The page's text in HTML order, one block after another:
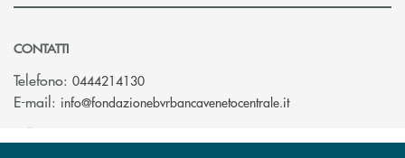
CONTATTI
Telefono: 0444214130
E-mail: info@fondazionebvrbancavenetocentrale.it(si apre l’app di